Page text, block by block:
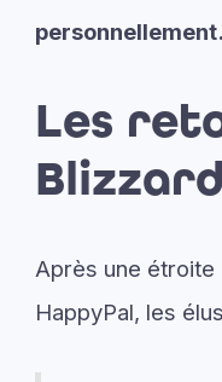
personnellement.
Les
Blizzard
Après une
HappyPal, les